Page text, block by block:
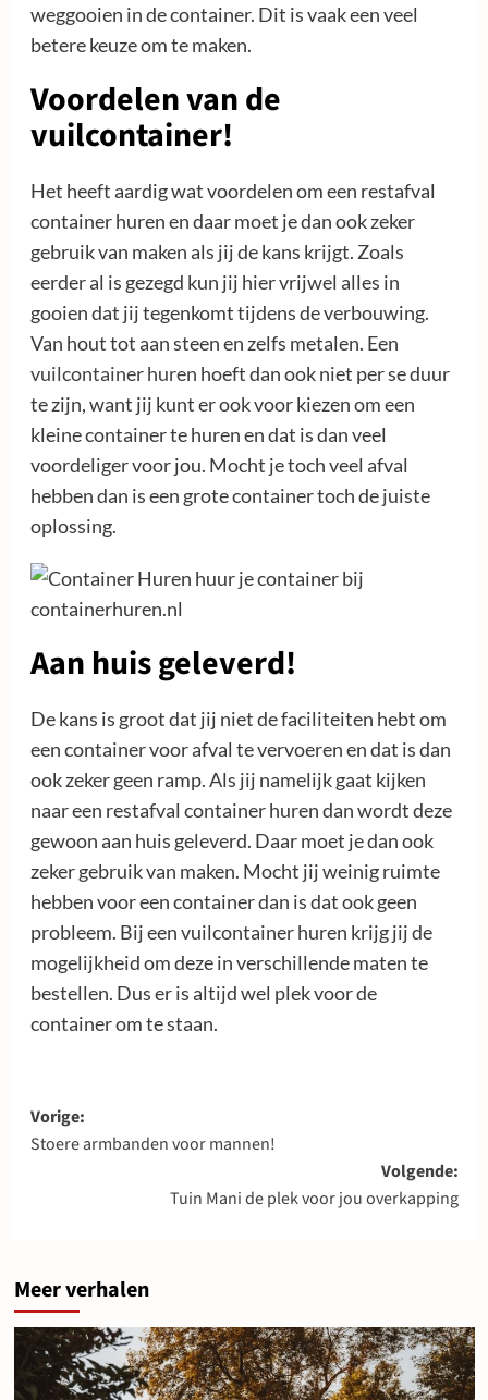
weggooien in de container. Dit is vaak een veel
betere keuze om te maken.
Voordelen van de
vuilcontainer!
Het heeft aardig wat voordelen om een restafval
container huren en daar moet je dan ook zeker
gebruik van maken als jij de kans krijgt. Zoals
eerder al is gezegd kun jij hier vrijwel alles in
gooien dat jij tegenkomt tijdens de verbouwing.
Van hout tot aan steen en zelfs metalen. Een
vuilcontainer huren hoeft dan ook niet per se duur
te zijn, want jij kunt er ook voor kiezen om een
kleine container te huren en dat is dan veel
voordeliger voor jou. Mocht je toch veel afval
hebben dan is een grote container toch de juiste
oplossing.
Aan huis geleverd!
De kans is groot dat jij niet de faciliteiten hebt om
een container voor afval te vervoeren en dat is dan
ook zeker geen ramp. Als jij namelijk gaat kijken
naar een restafval container huren dan wordt deze
gewoon aan huis geleverd. Daar moet je dan ook
zeker gebruik van maken. Mocht jij weinig ruimte
hebben voor een container dan is dat ook geen
probleem. Bij een vuilcontainer huren krijg jij de
mogelijkheid om deze in verschillende maten te
bestellen. Dus er is altijd wel plek voor de
container om te staan.
Bericht
navigatie
Vorige:
Stoere armbanden voor mannen!
Volgende:
Tuin Mani de plek voor jou overkapping
Meer verhalen